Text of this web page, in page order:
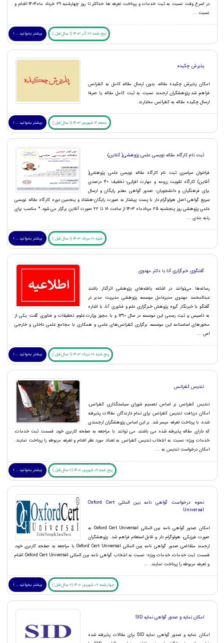
در اسرع وقت نسبت به ثبت خدمات و پرداخت تعرفه ها حداکثر تا روز چهارشنبه 29 خرداد ماه1404 اقدام و
نسبت ...
پنج شنبه 22 آذر 1403 (1 سال قبل ) بیشتر بخوانید ... !
پذیرش چکیده
امکان پذیرش چکیده مقاله، بدون ارسال مقاله کامل به کنفرانس
فراهم شد.پژوهشگران ارجمند نسبت به ثبت کامل مقاله یا صرفا
ارسال چکیده مقاله به کنفرانس مختارند.
جمعه 16 شهریور 1403 (1 سال قبل ) بیشتر بخوانید ... !
ثبت نام کارگاه مقاله نویسی علمی پژوهشی( آنلاین)
فراخوان سراسری ثبت نام کارگاه مقاله نویسی علمی پژوهشی(
آنلاین) کارگاه تقویت رزومه و مهارت افزایی- تخفیف 40 درصدی
برای فرهنگیان و دانشجویان- صدور گواهی معتبر رایگان و ارسال
سریع گواهی اصل هولوگرام دار با پست پیشتاز به صورت رایگان-هشتاد و پنجمین دوره کارگاه مقاله نویسی
علمی پژوهشی روز پنجشنبه 25 مردادماه 1403 از ساعت 18 تا 22 صورت آنلاین برگزار می شود.* مناسب برای
رتبه بندی ...
شنبه 20 مرداد 1403 (1 سال قبل ) بیشتر بخوانید ... !
گفتگوی خبرگزاری آنا با دکتر مهدوی
رسانه‌ها می‌توانند در اشاعه یافته‌های پژوهشی اثرگذار باشند
عبدالمحمد مهدوی مدیرعامل موسسه پژوهشی مدیریت مدبر در
گفتگو با خبرنگار گروه پژوهش خبرگزاری علم و فناوری آنا، با اشاره
به تاسیس و ثبت رسمی این موسسه در سال ۱۳۹۰ و با مجوز وزارت علوم، تحقیقات و فناوری گفت: یکی از
محور‌های اساسنامه این موسسه، برگزاری کنفرانس‌های علمی و همکاری با مجامع علمی داخلی و خارجی
اس ...
پنج شنبه 18 مرداد 1403 (1 سال قبل ) بیشتر بخوانید ... !
تندیس کنفرانس
تندیس کنفرانس بر اساس تصمیم شورای سیاستگذاری کنفرانس،
امکان دریافت تندیس کنفرانس برای تمام دارندگان مقالات پذیرفته
شده، با پرداخت تعرفه میسر شد. بر این اساس پژوهشگران ارجمندی
که دارای مقاله پذیرفته شده می باشند، می توانند با مراجعه به صفحه کاربری خود، قسمت ثبت خدمات،
خدمات ویژه؛ نسبت به انتخاب تندیس کنفرانس به تعداد مورد نظر اقدام و تعرفه مربوطه را پرداخت نمایند.
امکان درخواست تندیس به ...
پنج شنبه 09 شهریور 1402 (2 سال قبل ) بیشتر بخوانید ... !
نحوه درخواست گواهی نامه بین المللی Oxford Cert
Universal
امکان صدور گواهی نامه بین المللی Oxford Cert Universal به
صورت فیزیکی، هولوگرام دار و قابل استعلام فراهم شد. پژوهشگران
ارجمند متقاضی صدور گواهی نامه بین المللی Oxford Cert Universal با مراجعه به صفحه کاربری خود،
قسمت ثبت خدمات، خدمات ویژه؛ نسبت به انتخاب گواهی نامه بین المللی Oxford Cert Universal اقدام
و تعرفه مربوطه را پرداخت نمایند. ...
چهارشنبه 08 شهریور 1402 (2 سال قبل ) بیشتر بخوانید ... !
امکان نمایه و صدور گواهی نمایه SID
امکان نمایه و صدور گواهی نمایه SID برای مقالات پذیرفته شده